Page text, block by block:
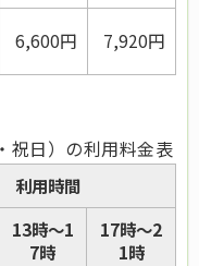
6,600円 7,920円
利用時間
13時～1
7時
17時～2
1時
祝日）の利用料金表